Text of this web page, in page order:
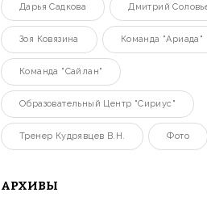
Дарья Садкова Дмитрий
Зоя Ковязина Команда "Ариада"
Команда "Сайлан"
Образовательный Центр "Сириус"
Тренер Кудрявцев В.Н. Фото
АРХИВЫ